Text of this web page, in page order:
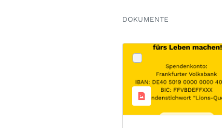
DOKUMENTE